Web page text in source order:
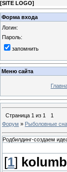
[SITE LOGO]
Форма входа
Логин:
Пароль:
запомнить
Меню сайта
Страница 1 из 1
1
Форум » Рыболовные
Родбилдинг-создаем
[1]